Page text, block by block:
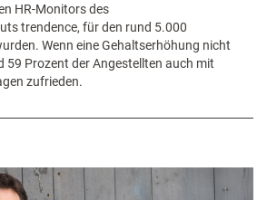
HR-Monitors des
trendence, für den rund 5.000
Wenn eine Gehaltserhöhung nicht
59 Prozent der Angestellten auch mit
zufrieden.